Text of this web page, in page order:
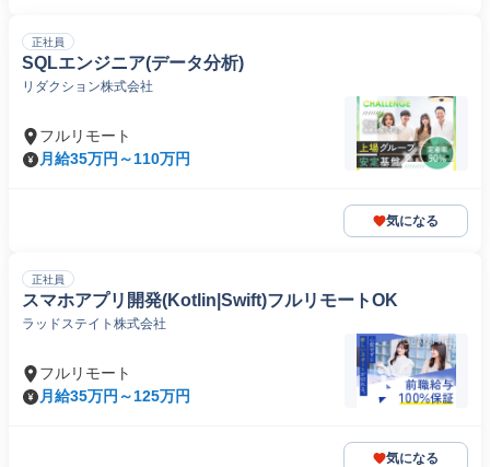
正社員
SQLエンジニア(データ分析)
リダクション株式会社
フルリモート
月給35万円～110万円
気になる
正社員
スマホアプリ開発(Kotlin|Swift)フルリモートOK
ラッドステイト株式会社
フルリモート
月給35万円～125万円
気になる